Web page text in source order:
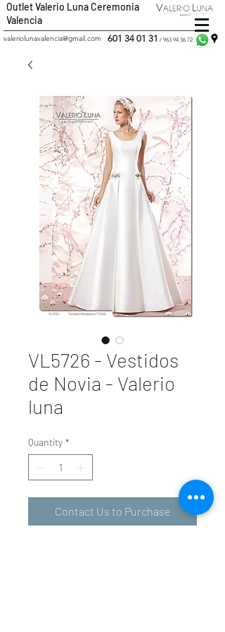
Outlet Valerio Luna Ceremonia
Valencia
601 34 01 31 / 963 94 36 72
valeriolunavalencia@gmail.com
VL5726 - Vestidos
de Novia - Valerio
luna
Quantity *
Contact Us to Purchase